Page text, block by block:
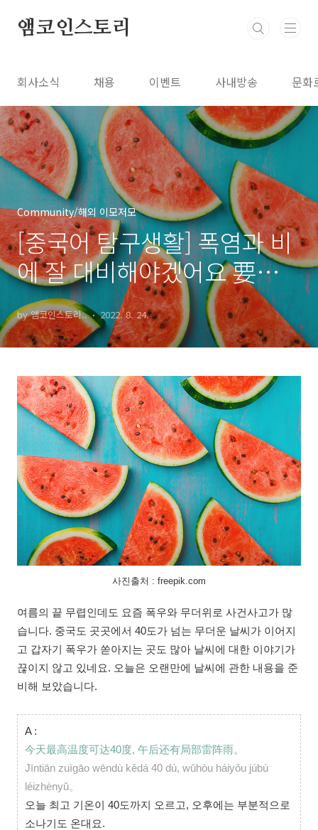
앰코인스토리
회사소식 채용 이벤트 사내방송 문화
Community/해외 이모저모
[중국어 탐구생활] 폭염과 비
에 잘 대비해야겠어요 要做
好防暑防雨措施
by 앰코인스토리.. 2022. 8. 24.
사진출처 : freepik.com
여름의 끝 무렵인데도 요즘 폭우와 무더위로 사건사고가 많
습니다. 중국도 곳곳에서 40도가 넘는 무더운 날씨가 이어지
고 갑자기 폭우가 쏟아지는 곳도 많아 날씨에 대한 이야기가
끊이지 않고 있네요. 오늘은 오랜만에 날씨에 관한 내용을 준
비해 보았습니다.
A :
今天最高温度可达40度, 午后还有局部雷阵雨。
Jīntiān zuìgāo wēndù kědá 40 dù, wǔhòu háiyǒu júbù
léizhènyǔ。
오늘 최고 기온이 40도까지 오르고, 오후에는 부분적으로
소나기도 온대요.